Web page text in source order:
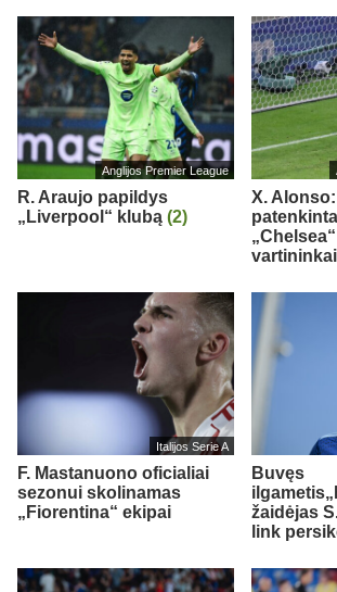
Anglijos Premier League
R. Araujo papildys
„Liverpool“ klubą (2)
X.
Italijos Serie A
F. Mastanuono oficialiai
sezonui skolinamas
„Fiorentina“ ekipai
Buvęs
žaidėjas
link